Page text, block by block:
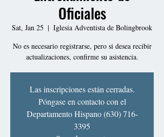
Oficiales
Sat, Jan 25
  |
Iglesia Adventista de Bolingbrook
No es necesario registrarse, pero si desea recibir
actualizaciones, confirme su asistencia.
Las inscripciones están cerradas.
Póngase en contacto con el
Departamento Hispano (630) 716-
3395